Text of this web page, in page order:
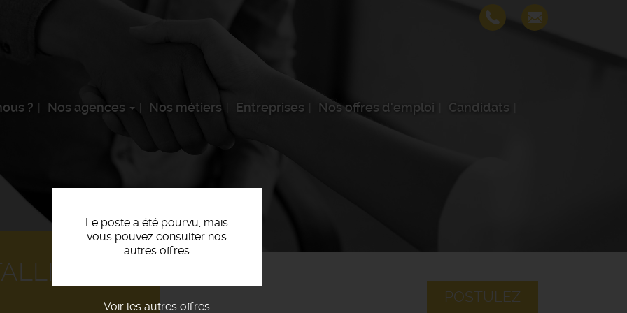
? Nos agences Nos métiers Entreprises Nos offres d'emploi Candidats
Le poste a été pourvu, mais
vous pouvez consulter nos
autres offres
Voir les autres offres
POSTULEZ
F/H